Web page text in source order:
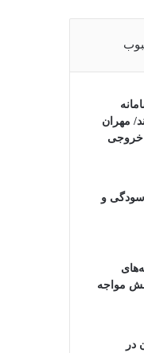
مهران
خروجی
و
مواجه
در